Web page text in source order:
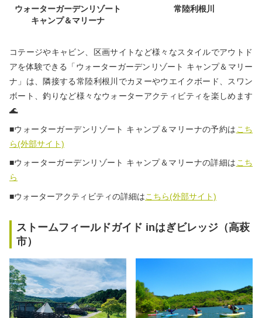
ウォーターガーデンリゾート
キャンプ＆マリーナ
常陸利根川
コテージやキャビン、区画サイトなど様々なスタイルでアウトド
アを体験できる「ウォーターガーデンリゾート キャンプ＆マリー
ナ」は、隣接する常陸利根川でカヌーやウエイクボード、スワン
ボート、釣りなど様々なウォーターアクティビティを楽しめます
🌊
■ウォーターガーデンリゾート キャンプ＆マリーナの予約はこち
ら(外部サイト)
■ウォーターガーデンリゾート キャンプ＆マリーナの詳細はこち
ら
■ウォーターアクティビティの詳細はこちら(外部サイト)
ストームフィールドガイド inはぎビレッジ（高萩
市）